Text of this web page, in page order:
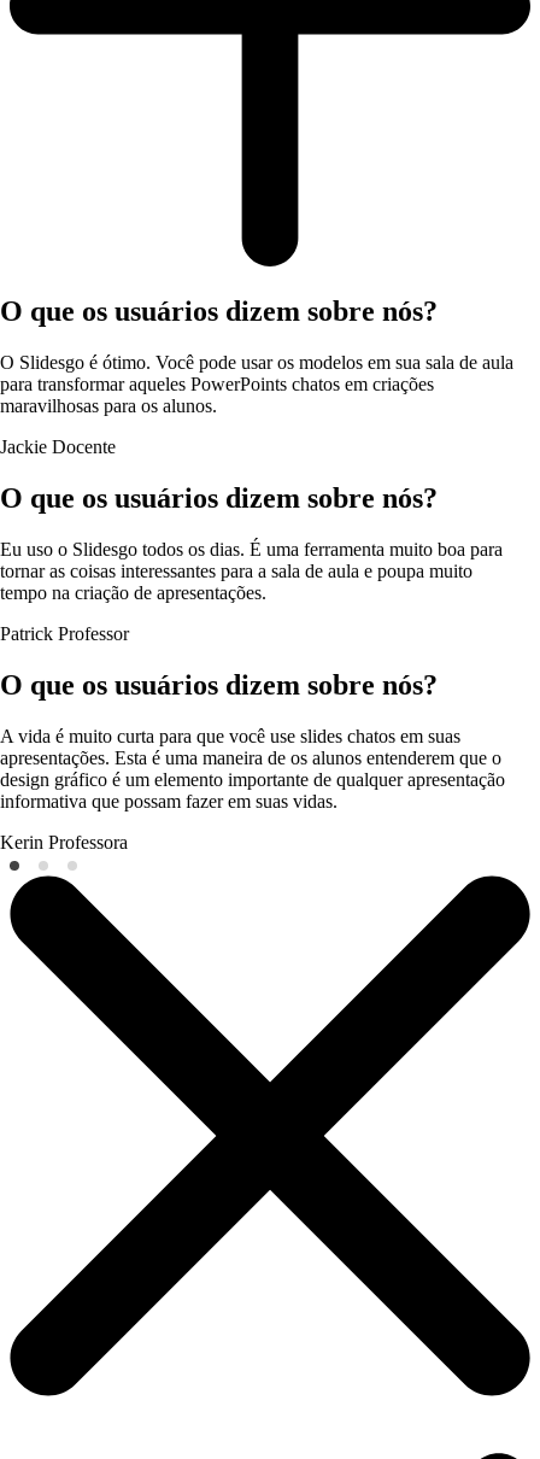
O que os usuários dizem sobre nós?
O Slidesgo é ótimo. Você pode usar os modelos em sua sala de aula
para transformar aqueles PowerPoints chatos em criações
maravilhosas para os alunos.
Jackie Docente
O que os usuários dizem sobre nós?
Eu uso o Slidesgo todos os dias. É uma ferramenta muito boa para
tornar as coisas interessantes para a sala de aula e poupa muito
tempo na criação de apresentações.
Patrick Professor
O que os usuários dizem sobre nós?
A vida é muito curta para que você use slides chatos em suas
apresentações. Esta é uma maneira de os alunos entenderem que o
design gráfico é um elemento importante de qualquer apresentação
informativa que possam fazer em suas vidas.
Kerin Professora